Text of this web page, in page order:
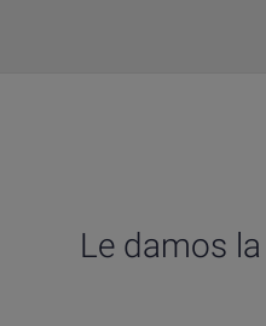
Le damos